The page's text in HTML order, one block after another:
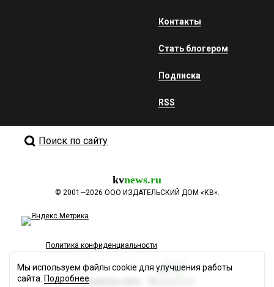
Контакты
Стать блогером
Подписка
RSS
Поиск по сайту
kvnews.ru
© 2001—2026 ООО ИЗДАТЕЛЬСКИЙ ДОМ «КВ».
Политика конфиденциальности
Разработка сайта
Мы используем файлы cookie для улучшения работы
сайта. Подробнее